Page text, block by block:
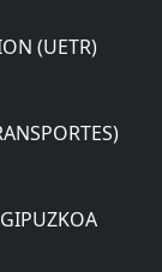
(UETR)